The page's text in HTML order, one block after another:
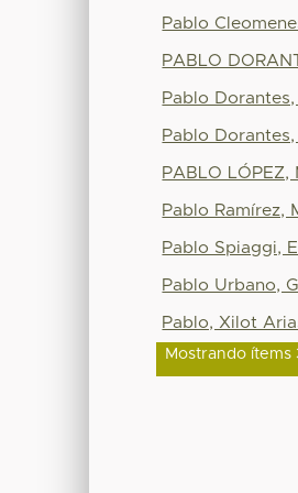
Pablo
PABLO
Pablo
Pablo
PABLO LÓPEZ,
Pablo Ramírez,
Pablo Spiaggi,
Pablo Urbano,
Pablo, Xilot
Mostrando ítems